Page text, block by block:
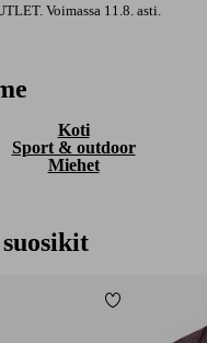
Voimassa 11.8. asti.
Koti
Sport & outdoor
Miehet
Lisää